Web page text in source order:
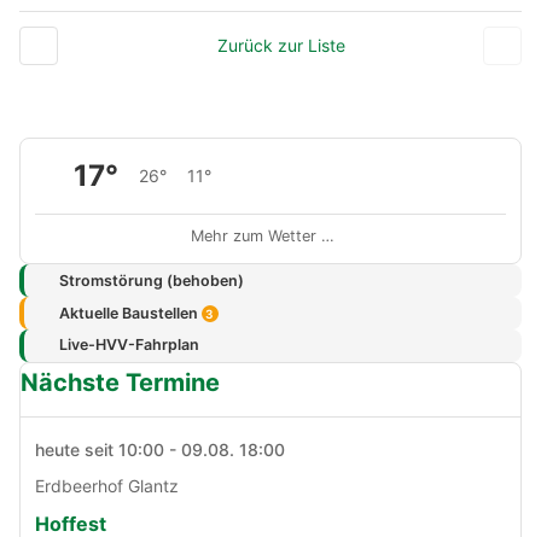
Zurück zur Liste
17° 26° 11°
Mehr zum Wetter …
Stromstörung (behoben)
Aktuelle Baustellen 3
Live-HVV-Fahrplan
Nächste Termine
heute seit 10:00 - 09.08. 18:00
Erdbeerhof Glantz
Hoffest